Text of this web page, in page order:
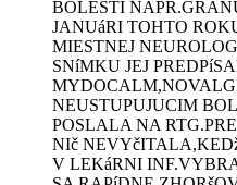
BOLESTI
JANUáRI TOHTO
MIESTNEJ
SNíMKU JEJ
NEUSTUPUJUCIM
POSLALA NA
NIč
V LEKáRNI